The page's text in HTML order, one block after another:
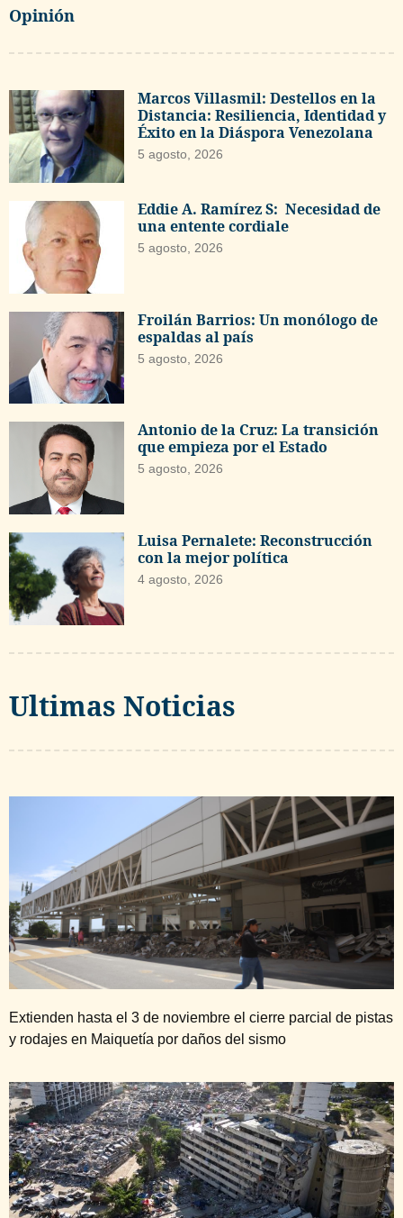
Opinión
Marcos Villasmil: Destellos en la
Distancia: Resiliencia, Identidad y
Éxito en la Diáspora Venezolana
5 agosto, 2026
Eddie A. Ramírez S: Necesidad de
una entente cordiale
5 agosto, 2026
Froilán Barrios: Un monólogo de
espaldas al país
5 agosto, 2026
Antonio de la Cruz: La transición
que empieza por el Estado
5 agosto, 2026
Luisa Pernalete: Reconstrucción
con la mejor política
4 agosto, 2026
Ultimas Noticias
Extienden hasta el 3 de noviembre el cierre parcial de pistas
y rodajes en Maiquetía por daños del sismo